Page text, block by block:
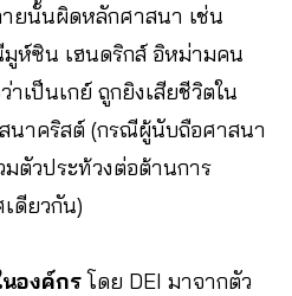
ยนั้นผิดหลักศาสนา เช่น
ห์ซิน เฮนดริกส์ อิหม่ามคน
าเป็นเกย์ ถูกยิงเสียชีวิตใน
นาคริสต์ (กรณีผู้นับถือศาสนา
มตัวประท้วงต่อต้านการ
ดียวกัน)
นองค์กรโดย DEI มาจากตัว